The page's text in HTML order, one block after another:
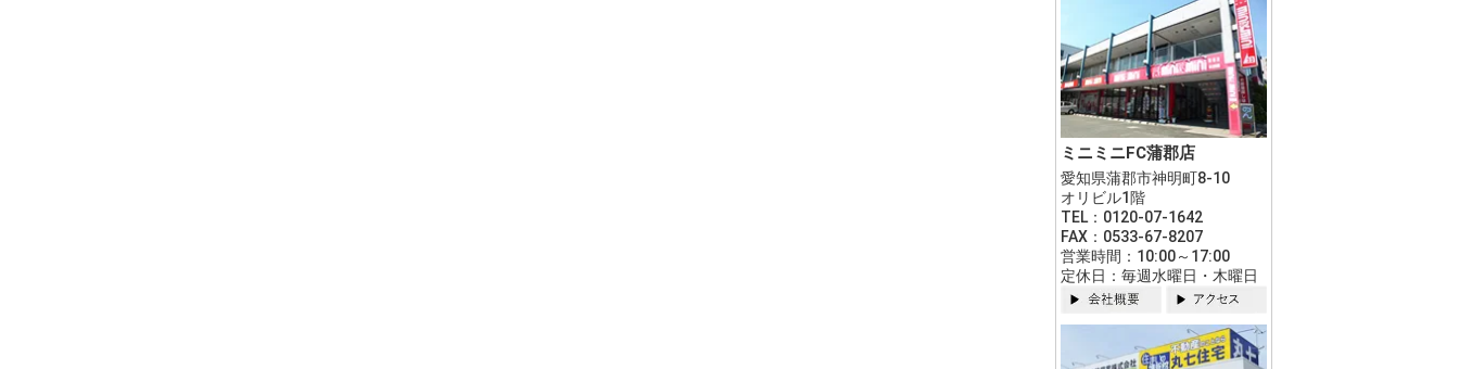
ミニミニFC蒲郡店
愛知県蒲郡市神明町8-10
オリビル1階
TEL：0120-07-1642
FAX：0533-67-8207
営業時間：10:00～17:00
定休日：毎週水曜日・木曜日